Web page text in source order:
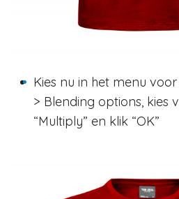
Kies nu in het menu
> Blending options, kies
“Multiply” en klik “OK”